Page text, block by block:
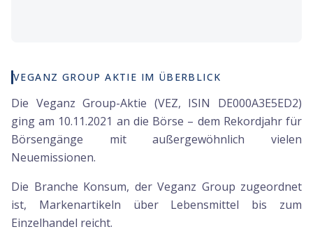
VEGANZ GROUP AKTIE IM ÜBERBLICK
Die Veganz Group-Aktie (VEZ, ISIN DE000A3E5ED2)
ging am 10.11.2021 an die Börse – dem Rekordjahr für
Börsengänge mit außergewöhnlich vielen
Neuemissionen.
Die Branche Konsum, der Veganz Group zugeordnet
ist, Markenartikeln über Lebensmittel bis zum
Einzelhandel reicht.